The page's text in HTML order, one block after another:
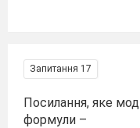
Запитання 17
Посилання, яке
формули –